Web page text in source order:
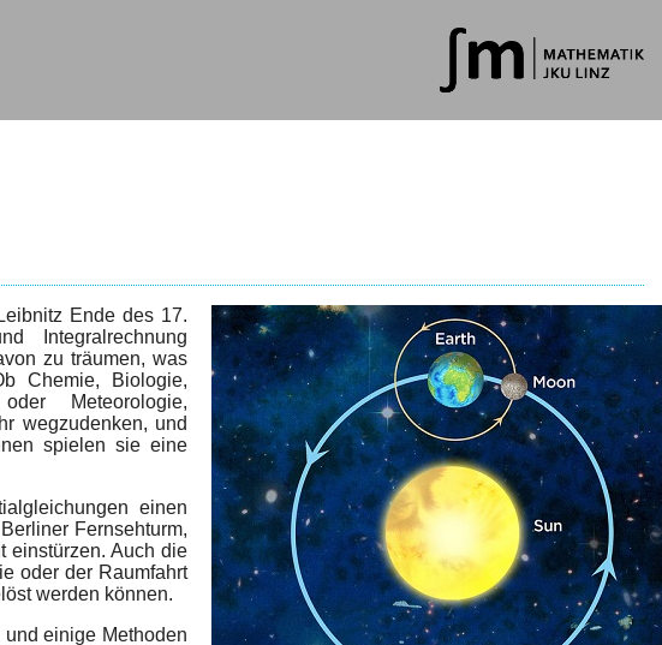
Ende des 17.
Integralrechnung
zu träumen, was
Chemie, Biologie,
Meteorologie,
wegzudenken, und
spielen sie eine
einen
Fernsehturm,
einstürzen. Auch die
oder der Raumfahrt
werden können.
einige Methoden